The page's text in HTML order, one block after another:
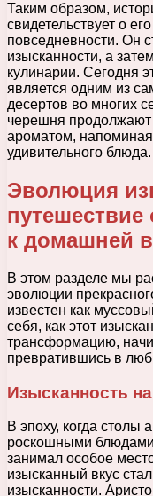
Таким образом,
свидетельствует о
повседневности. Он
изысканности, а
кулинарии. Сегодня
является одним из
десертов во многих
черешня продолжают
ароматом, напоминая
удивительного блюда.
Эволюция
к домашней
В этом разделе мы
эволюции
известен как
себя, как этот
трансформацию,
превратившись в
Изысканность
В эпоху, когда столы
роскошными
занимал особое
изысканный вкус
изысканности.